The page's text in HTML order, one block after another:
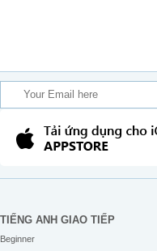
TIẾNG ANH GIAO TIẾP
Beginner